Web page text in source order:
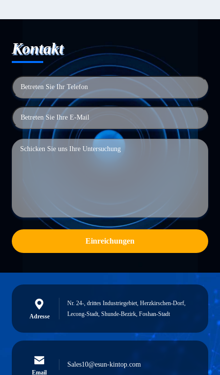
Kontakt
Einreichungen
Adresse
Nr. 24-, drittes Industriegebiet, Herzkirschen-Dorf,
Lecong-Stadt, Shunde-Bezirk, Foshan-Stadt
Email
Sales10@esun-kintop.com